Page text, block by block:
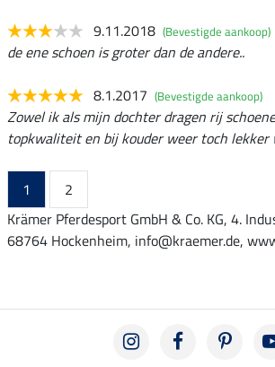
9.11.2018 (Bevestigde aankoop)
de ene schoen is groter dan de andere..
8.1.2017 (Bevestigde aankoop)
Zowel ik als mijn dochter dragen rij
topkwaliteit en bij kouder weer toch lekker
1
2
Krämer Pferdesport GmbH & Co. KG, 4.
68764 Hockenheim, info@kraemer.de,